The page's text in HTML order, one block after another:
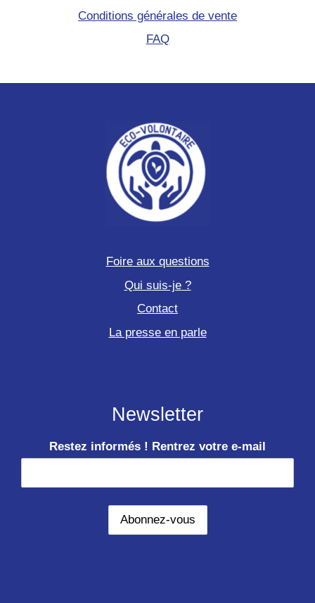
Conditions générales de vente
FAQ
Foire aux questions
Qui suis-je ?
Contact
La presse en parle
Newsletter
Restez informés ! Rentrez votre e-mail